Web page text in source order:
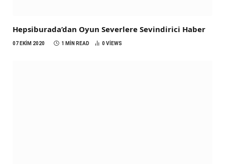
Hepsiburada’dan Oyun Severlere Sevindirici Haber
07 EKIM 2020 1 MIN READ 0 VIEWS